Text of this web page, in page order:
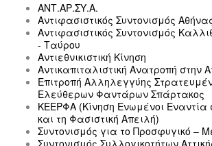
ΑΝΤ.ΑΡ.ΣΥ.Α.
Αντιφασιστικός Συντονισμός
Αντιφασιστικός Συντονισμός
- Ταύρου
Αντιεθνικιστική Κίνηση
Αντικαπιταλιστική Ανατροπή στην
Επιτροπή Αλληλεγγύης
Ελεύθερων Φαντάρων Σπάρτακος
ΚΕΕΡΦΑ (Κίνηση Ενωμένοι Εναντία
και τη Φασιστική Απειλή)
Συντονισμός για το Προσφυγικό –